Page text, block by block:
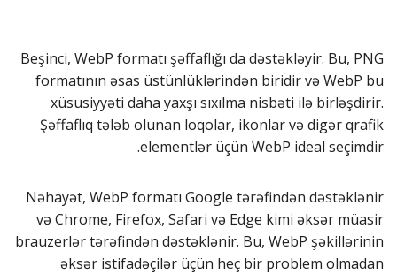
Beşinci, WebP formatı şəffaflığı da dəstəkləyir. Bu, PNG
formatının əsas üstünlüklərindən biridir və WebP bu
xüsusiyyəti daha yaxşı sıxılma nisbəti ilə birləşdirir.
Şəffaflıq tələb olunan loqolar, ikonlar və digər qrafik
elementlər üçün WebP ideal seçimdir.
Nəhayət, WebP formatı Google tərəfindən dəstəklənir
və Chrome, Firefox, Safari və Edge kimi əksər müasir
brauzerlər tərəfindən dəstəklənir. Bu, WebP şəkillərinin
əksər istifadəçilər üçün heç bir problem olmadan